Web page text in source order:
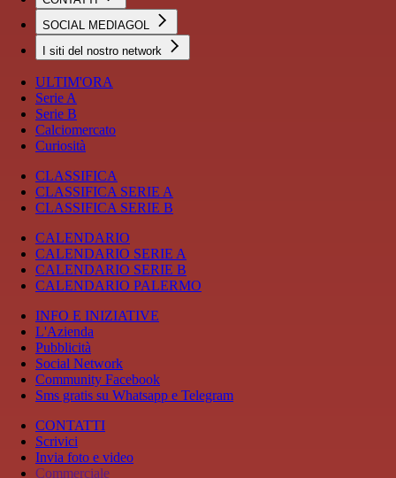
SOCIAL MEDIAGOL
I siti del nostro network
ULTIM'ORA
Serie A
Serie B
Calciomercato
Curiosità
CLASSIFICA
CLASSIFICA SERIE A
CLASSIFICA SERIE B
CALENDARIO
CALENDARIO SERIE A
CALENDARIO SERIE B
CALENDARIO PALERMO
INFO E INIZIATIVE
L'Azienda
Pubblicità
Social Network
Community Facebook
Sms gratis su Whatsapp e Telegram
CONTATTI
Scrivici
Invia foto e video
Commerciale